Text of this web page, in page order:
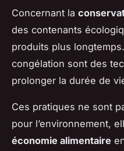
Concernant la
des contenants
produits plus
congélation sont des
prolonger la durée de
Ces pratiques ne sont
pour l’environnement,
économie alimentaire